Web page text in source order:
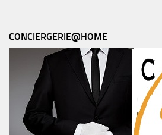
CONCIERGERIE@HOME